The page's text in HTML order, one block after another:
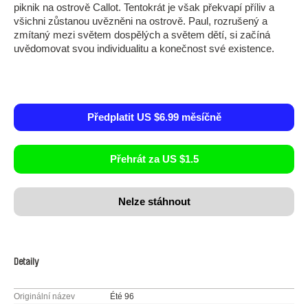
piknik na ostrově Callot. Tentokrát je však překvapí příliv a
všichni zůstanou uvězněni na ostrově. Paul, rozrušený a
zmítaný mezi světem dospělých a světem dětí, si začíná
uvědomovat svou individualitu a konečnost své existence.
Předplatit US $6.99 měsíčně
Přehrát za US $1.5
Nelze stáhnout
Detaily
Originální název
Été 96